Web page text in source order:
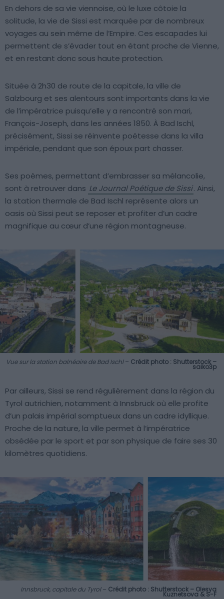
En dehors de sa vie viennoise, où le luxe côtoie la
solitude, la vie de Sissi est marquée par de nombreux
voyages au sein même de l’Empire. Ces escapades lui
permettent de s’évader tout en étant proche de Vienne,
et en restant donc sous haute protection.
Située à 2h30 de route de la capitale, la ville de
Salzbourg et ses alentours sont importants dans la vie
de l’impératrice puisqu’elle y a rencontré son mari,
François-Joseph, dans les années 1850. À Bad Ischl,
précisément, Sissi se réinvente poétesse dans la villa
impériale, pendant que son époux part chasser.
Ses poèmes, permettant d’embrasser sa mélancolie,
sont à retrouver dans Le Journal Poétique de Sissi. Ainsi,
la station thermale de Bad Ischl représente alors un
oasis où Sissi peut se reposer et profiter d’un cadre
magnifique au cœur d’une région montagneuse.
Vue sur la station balnéaire de Bad Ischl– Crédit photo : Shutterstock –
saiko3p
Par ailleurs, Sissi se rend régulièrement dans la région du
Tyrol autrichien, notamment à Innsbruck où elle profite
d’un palais impérial somptueux dans un cadre idyllique.
Proche de la nature, la ville permet à l’impératrice
obsédée par le sport et par son physique de faire ses 30
kilomètres quotidiens.
Innsbruck, capitale du Tyrol– Crédit photo : Shutterstock – Olesya
Kuznetsova & S-F